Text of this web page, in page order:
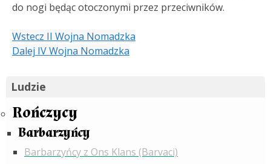
Ludzie
Rończycy
Barbarzyńcy
Barbarzyńcy z Ons Klans (Barvaci)
do nogi będąc otoczonymi przez przeciwników.
Wstecz II Wojna Nomadzka
Dalej IV Wojna Nomadzka